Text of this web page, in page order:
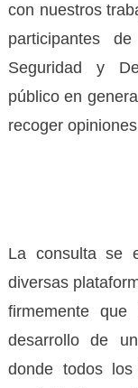
con nuestros
participantes
Seguridad y
público en
recoger
La consulta se
diversas
firmemente
desarrollo de
donde todos los